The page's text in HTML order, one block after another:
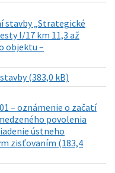
stavby „Strategické
I/17 km 11,3 až
objektu –
(383,0 kB)
– oznámenie o začatí
povolenia
ústneho
zisťovaním (183,4